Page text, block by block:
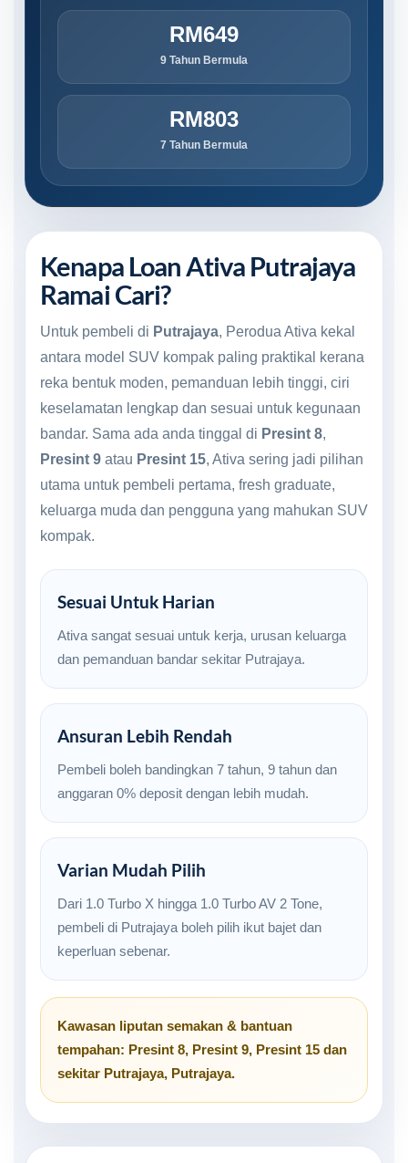
RM649
9 Tahun Bermula
RM803
7 Tahun Bermula
Kenapa Loan Ativa Putrajaya
Ramai Cari?
Untuk pembeli di Putrajaya, Perodua Ativa kekal
antara model SUV kompak paling praktikal kerana
reka bentuk moden, pemanduan lebih tinggi, ciri
keselamatan lengkap dan sesuai untuk kegunaan
bandar. Sama ada anda tinggal di Presint 8,
Presint 9 atau Presint 15, Ativa sering jadi pilihan
utama untuk pembeli pertama, fresh graduate,
keluarga muda dan pengguna yang mahukan SUV
kompak.
Sesuai Untuk Harian
Ativa sangat sesuai untuk kerja, urusan keluarga
dan pemanduan bandar sekitar Putrajaya.
Ansuran Lebih Rendah
Pembeli boleh bandingkan 7 tahun, 9 tahun dan
anggaran 0% deposit dengan lebih mudah.
Varian Mudah Pilih
Dari 1.0 Turbo X hingga 1.0 Turbo AV 2 Tone,
pembeli di Putrajaya boleh pilih ikut bajet dan
keperluan sebenar.
Kawasan liputan semakan & bantuan
tempahan: Presint 8, Presint 9, Presint 15 dan
sekitar Putrajaya, Putrajaya.